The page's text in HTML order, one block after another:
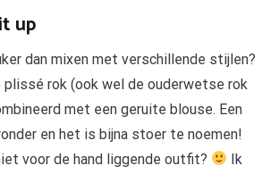
up
dan mixen met verschillende stijlen?
rok (ook wel de ouderwetse rok
met een geruite blouse. Een
en het is bijna stoer te noemen!
voor de hand liggende outfit?
Ik